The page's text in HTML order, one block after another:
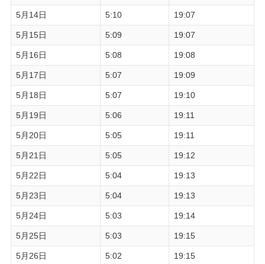
5月14日 5:10 19:07
5月15日 5:09 19:07
5月16日 5:08 19:08
5月17日 5:07 19:09
5月18日 5:07 19:10
5月19日 5:06 19:11
5月20日 5:05 19:11
5月21日 5:05 19:12
5月22日 5:04 19:13
5月23日 5:04 19:13
5月24日 5:03 19:14
5月25日 5:03 19:15
5月26日 5:02 19:15